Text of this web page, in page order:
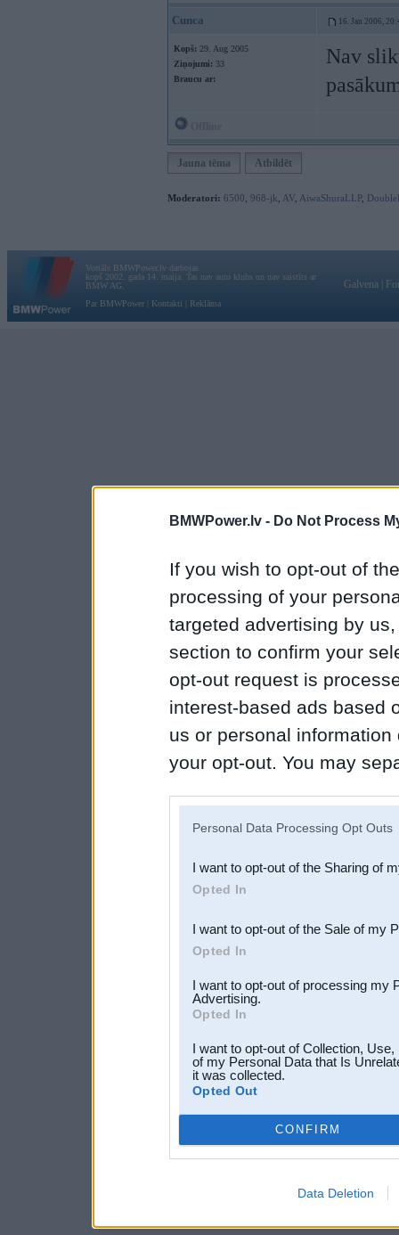
BMWPower.lv - Do Not Process
If you wish to opt-out of
processing of your
targeted advertising by
section to confirm your
opt-out request is
interest-based ads based
us or personal
your opt-out. You may
Downstream Participants
third parties.
Personal Data Processing Opt Outs
I want to opt-out of the Sharing of
Opted In
I want to opt-out of the Sale of my
Opted In
I want to opt-out of processing my
Advertising.
Opted In
I want to opt-out of Collection,
of my Personal Data that Is
it was collected.
Opted Out
CONFIRM
Data Deletion
Cunca 16. Jan 2006,
Kopš: 29. Aug 2005
Ziņojumi: 33
Braucu ar:
Nav
Jauna tēma Atbildēt
Moderatori: 6500 968-jk AV AiwaShuraLLP,
Vortāls BMWPower.lv darbojas
kopš 2002. gada 14. maija. Tas nav auto klubs un nav saistīts ar
BMW AG.
Par BMWPower
Kontakti Reklāma
Galvena